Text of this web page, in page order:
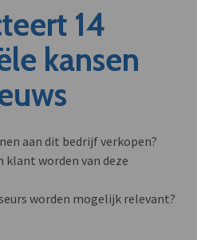
14
kansen
aan dit bedrijf verkopen?
klant worden van deze
worden mogelijk relevant?